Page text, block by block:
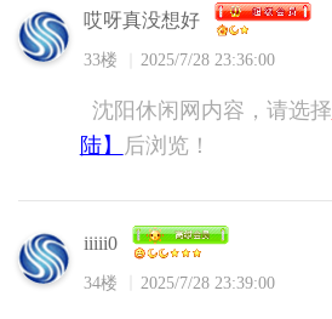
哎呀真没想好
33楼 2025/7/28 23:36:00
沈阳休闲网内容，请选择
陆】
后浏览！
iiiii0
34楼 2025/7/28 23:39:00